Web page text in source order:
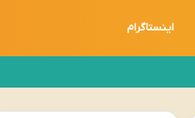
اینستاگرام